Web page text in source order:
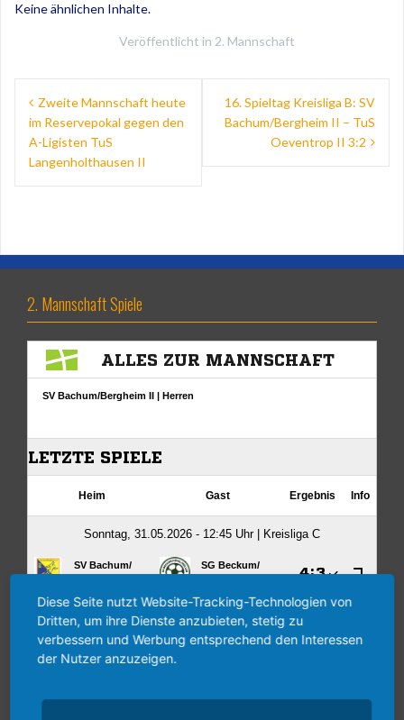
Keine ähnlichen Inhalte.
Veröffentlicht in 2. Mannschaft
Beitragsnavigation
Zweite Mannschaft heute
im Reservepokal gegen den
A-Ligisten TuS
Langenholthausen II
16. Spieltag Kreisliga B: SV
Bachum/Bergheim II – TuS
Oeventrop II 3:2
2. Mannschaft Spiele
Diese Seite nutzt Website-Tracking-Technologien von
Dritten, um ihre Dienste anzubieten, stetig zu
verbessern und Werbung entsprechend den Interessen
der Nutzer anzuzeigen.